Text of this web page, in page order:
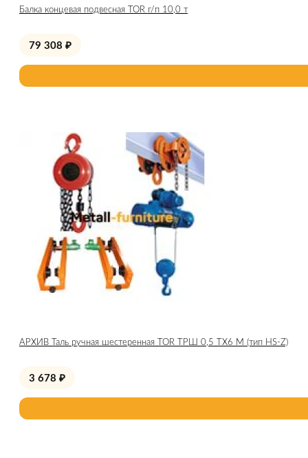
Балка концевая подвесная TOR г/п 10,0 т
79 308 ₽
АРХИВ Таль ручная шестеренная TOR ТРШ 0,5 ТХ6 М (тип HS-Z)
3 678 ₽